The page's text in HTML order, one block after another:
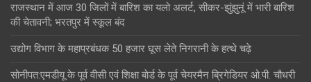
राजस्थान में आज 30 जिलों में बारिश का यलो अलर्ट, सीकर-झुंझुनूं में भारी बारिश
की चेतावनी; भरतपुर में स्कूल बंद
उद्योग विभाग के महाप्रबंधक 50 हजार घूस लेते निगरानी के हत्थे चढ़े
सोनीपत:एमडीयू के पूर्व वीसी एवं शिक्षा बाेर्ड के पूर्व चेयरमैन ब्रिगेडियर ओ.पी. चौधरी